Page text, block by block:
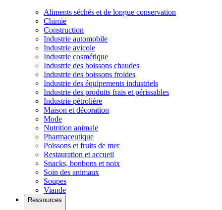
Aliments séchés et de longue conservation
Chimie
Construction
Industrie automobile
Industrie avicole
Industrie cosmétique
Industrie des boissons chaudes
Industrie des boissons froides
Industrie des équipements industriels
Industrie des produits frais et périssables
Industrie pétrolière
Maison et décoration
Mode
Nutrition animale
Pharmaceutique
Poissons et fruits de mer
Restauration et accueil
Snacks, bonbons et noix
Soin des animaux
Soupes
Viande
Ressources